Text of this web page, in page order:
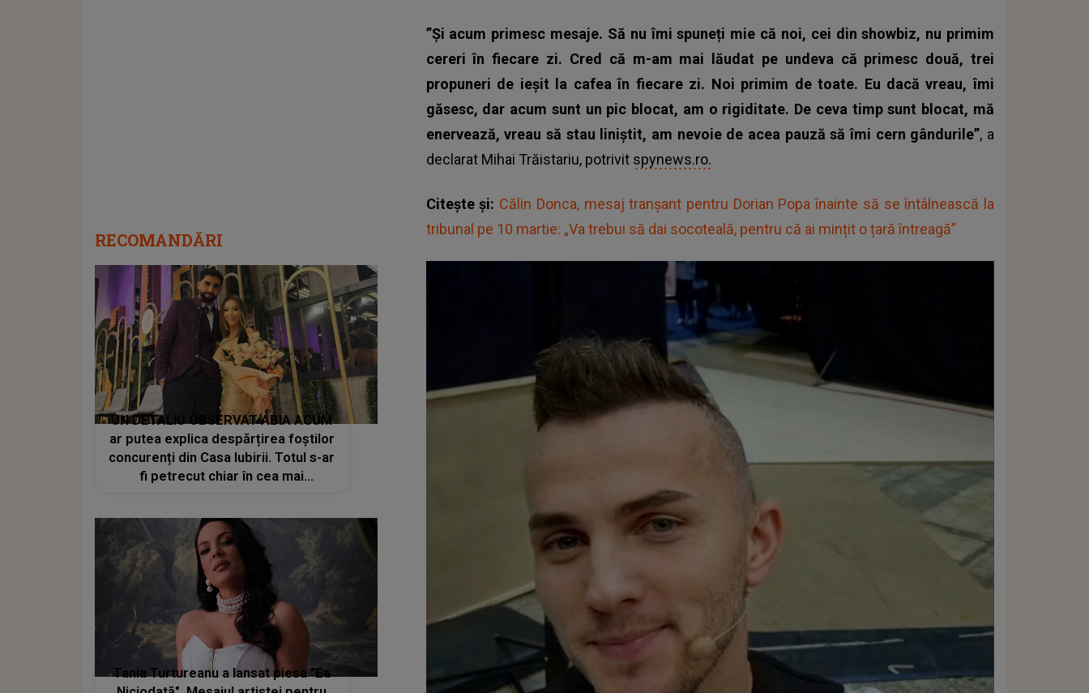
”Și acum primesc mesaje. Să nu îmi spuneți mie că noi, cei din showbiz, nu primim
cereri în fiecare zi. Cred că m-am mai lăudat pe undeva că primesc două, trei
propuneri de ieșit la cafea în fiecare zi. Noi primim de toate. Eu dacă vreau, îmi
găsesc, dar acum sunt un pic blocat, am o rigiditate. De ceva timp sunt blocat, mă
enervează, vreau să stau liniștit, am nevoie de acea pauză să îmi cern gândurile”, a
declarat Mihai Trăistariu, potrivit spynews.ro.
Citește și: Călin Donca, mesaj tranșant pentru Dorian Popa înainte să se întâlnească la
tribunal pe 10 martie: „Va trebui să dai socoteală, pentru că ai mințit o țară întreagă”
RECOMANDĂRI
UN DETALIU OBSERVAT ABIA ACUM
ar putea explica despărțirea foștilor
concurenți din Casa Iubirii. Totul s-ar
fi petrecut chiar în cea mai
Veronicăi nu-și revin din ȘOC: "Nu
cred asta!"
Tania Turtureanu a lansat piesa "Ea